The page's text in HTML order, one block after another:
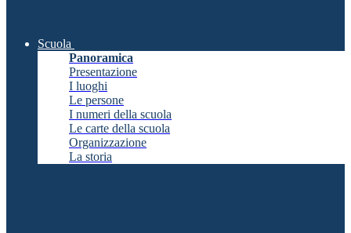
Scuola
Panoramica
Presentazione
I luoghi
Le persone
I numeri della scuola
Le carte della scuola
Organizzazione
La storia